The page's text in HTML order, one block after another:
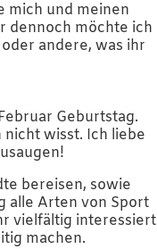
mich und meinen
dennoch möchte ich
andere, was ihr
Geburtstag.
nicht wisst. Ich liebe
bereisen, sowie
alle Arten von Sport
vielfältig interessiert
machen.